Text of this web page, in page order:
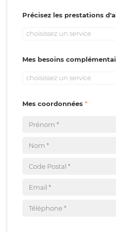
Précisez les prestations
choisissez un service
Mes besoins
choisissez un service
Mes coordonnées